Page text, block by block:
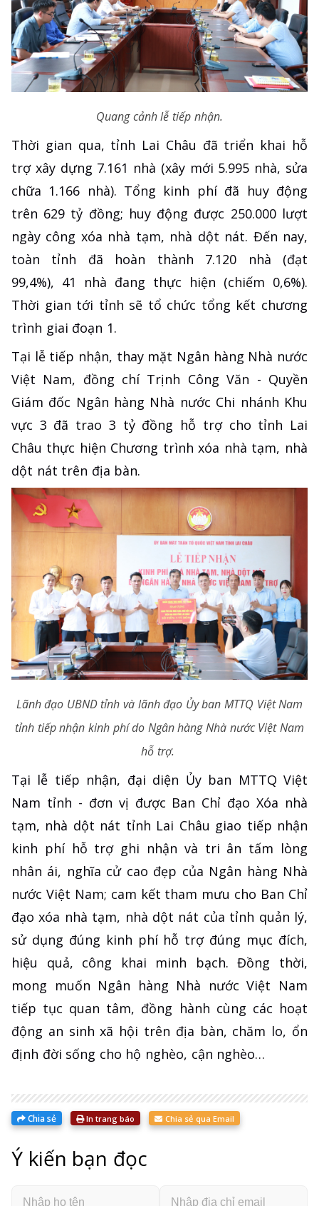
Quang cảnh lễ tiếp nhận.
Thời gian qua, tỉnh Lai Châu đã triển khai hỗ
trợ xây dựng 7.161 nhà (xây mới 5.995 nhà, sửa
chữa 1.166 nhà). Tổng kinh phí đã huy động
trên 629 tỷ đồng; huy động được 250.000 lượt
ngày công xóa nhà tạm, nhà dột nát. Đến nay,
toàn tỉnh đã hoàn thành 7.120 nhà (đạt
99,4%), 41 nhà đang thực hiện (chiếm 0,6%).
Thời gian tới tỉnh sẽ tổ chức tổng kết chương
trình giai đoạn 1.
Tại lễ tiếp nhận, thay mặt Ngân hàng Nhà nước
Việt Nam, đồng chí Trịnh Công Văn - Quyền
Giám đốc Ngân hàng Nhà nước Chi nhánh Khu
vực 3 đã trao 3 tỷ đồng hỗ trợ cho tỉnh Lai
Châu thực hiện Chương trình xóa nhà tạm, nhà
dột nát trên địa bàn.
Lãnh đạo UBND tỉnh và lãnh đạo Ủy ban MTTQ Việt Nam
tỉnh tiếp nhận kinh phí do Ngân hàng Nhà nước Việt Nam
hỗ trợ.
Tại lễ tiếp nhận, đại diện Ủy ban MTTQ Việt
Nam tỉnh - đơn vị được Ban Chỉ đạo Xóa nhà
tạm, nhà dột nát tỉnh Lai Châu giao tiếp nhận
kinh phí hỗ trợ ghi nhận và tri ân tấm lòng
nhân ái, nghĩa cử cao đẹp của Ngân hàng Nhà
nước Việt Nam; cam kết tham mưu cho Ban Chỉ
đạo xóa nhà tạm, nhà dột nát của tỉnh quản lý,
sử dụng đúng kinh phí hỗ trợ đúng mục đích,
hiệu quả, công khai minh bạch. Đồng thời,
mong muốn Ngân hàng Nhà nước Việt Nam
tiếp tục quan tâm, đồng hành cùng các hoạt
động an sinh xã hội trên địa bàn, chăm lo, ổn
định đời sống cho hộ nghèo, cận nghèo…
Chia sẻ In trang báo Chia sẻ qua Email
Ý kiến bạn đọc